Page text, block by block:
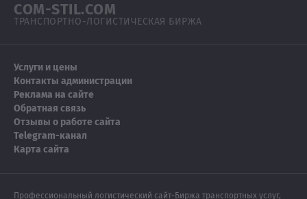
COM-STIL.COM
ТРАНСПОРТНО-ЛОГИСТИЧЕСКАЯ БИРЖА
Услуги и цены
Контакты администрации
Реклама на сайте
Обратная связь
Отзывы о работе сайта
Telegram-канал
Карта сайта
Профессиональный логистический сайт-Биржа транспортных услуг,